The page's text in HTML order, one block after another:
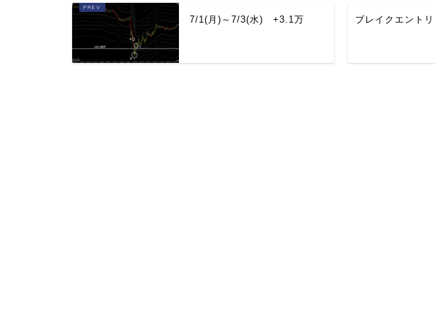
7/1(月)～7/3(水) +3.1万 ブレイクエント